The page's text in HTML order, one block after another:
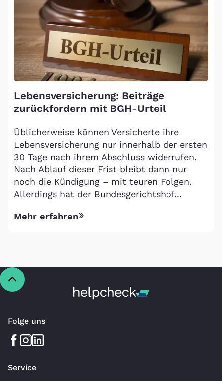
Lebensversicherung: Beiträge
zurückfordern mit BGH-Urteil
Üblicherweise können Versicherte ihre
Lebensversicherung nur innerhalb der ersten
30 Tage nach ihrem Abschluss widerrufen.
Nach Ablauf dieser Frist bleibt dann nur
noch die Kündigung – mit teuren Folgen.
Allerdings hat der Bundesgerichtshof...
Mehr erfahren
Folge uns
Service